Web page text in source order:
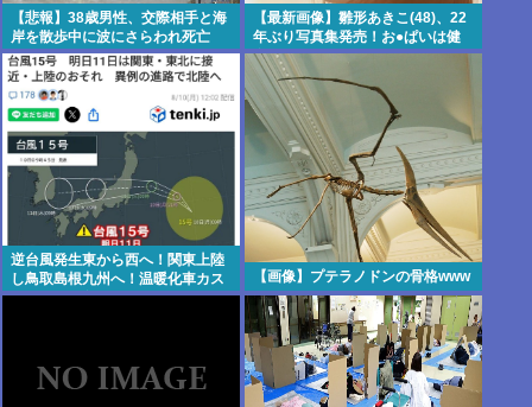
【悲報】38歳男性、交際相手と海
岸を散歩中に波にさらわれ死亡
【最新画像】雛形あきこ(48)、22
年ぶり写真集発売！お●ぱいは健
在だった！
逆台風発生東から西へ！関東上陸
し鳥取島根九州へ！温暖化車カス
のせいで気象がシッチャカメッチ
【画像】プテラノドンの骨格www